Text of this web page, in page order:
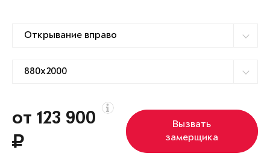
от 123 900
Вызвать
замерщика